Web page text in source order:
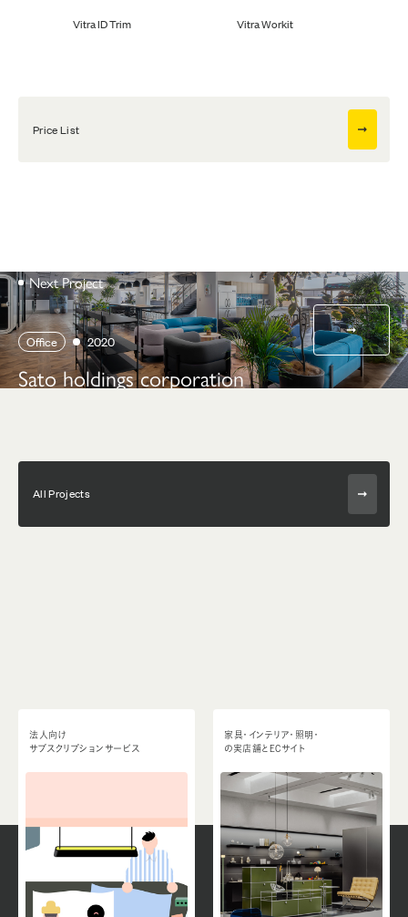
Vitra ID Trim Vitra Workit
Price List
Next Project
Office 2020
Sato holdings corporation
All Projects
法人向け
サブスクリプションサービス
家具・インテリア・照明・
の実店舗とECサイト